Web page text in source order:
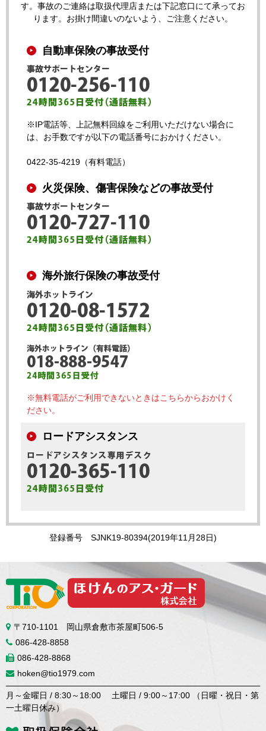
す。事故のご連絡は取扱代理店または下記窓口にて承ってお
ります。お掛け間違いのないよう、ご注意ください。
自動車保険の事故受付
※IP電話等、上記無料回線をご利用いただけない場合に
は、お手数ですが以下の電話番号におかけください。
0422-35-4219（有料電話）
火災保険、傷害保険などの事故受付
海外旅行保険の事故受付
※無料電話がご利用できないときはこちらからおかけく
ださい。
ロードアシスタンス
登録番号 SJNK19-80394(2019年11月28日)
〒710-1101 岡山県倉敷市茶屋町506-5
086-428-8858
086-428-8868
hoken@tio1979.com
月～金曜日 / 8:30～18:00 土曜日 / 9:00～17:00 （日曜・祝日・第
一土曜日休み）